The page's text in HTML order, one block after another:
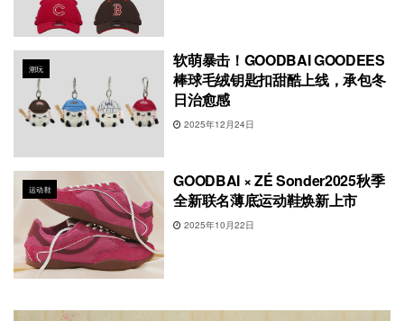
潮玩
软萌暴击！GOODBAI GOODEES
棒球毛绒钥匙扣甜酷上线，承包冬
日治愈感
2025年12月24日
运动鞋
GOODBAI × ZÉ Sonder2025秋季
全新联名薄底运动鞋焕新上市
2025年10月22日